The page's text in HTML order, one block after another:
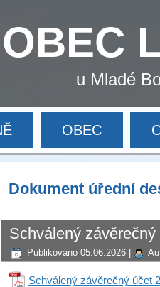
OBEC
u Mladé
OBEC
Dokument úřední
Schválený závěrečný
Publikováno 05.06.2026
Schválený závěrečný účet